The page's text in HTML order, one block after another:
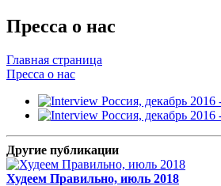
Пресса о нас
Главная страница
Пресса о нас
Другие публикации
Худеем Правильно, июль 2018